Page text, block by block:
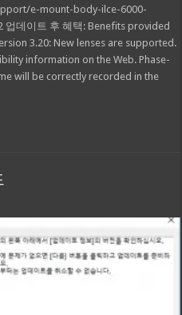
e-mount-body-ilce-6000-
데이트 후 혜택: Benefits provided
3.20: New lenses are supported.
information on the Web. Phase-
will be correctly recorded in the